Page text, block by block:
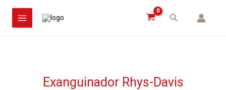
MAIN
MENU
Buscar
Exanguinador Rhys-Davis